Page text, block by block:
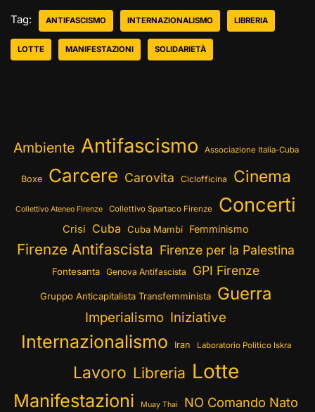
Tag: ANTIFASCISMO INTERNAZIONALISMO LIBRERIA
LOTTE MANIFESTAZIONI SOLIDARIETÀ
Ambiente Antifascismo Associazione Italia-Cuba
Boxe Carcere Carovita Ciclofficina Cinema
Collettivo Ateneo Firenze Collettivo Spartaco Firenze Concerti
Crisi Cuba Cuba Mambí Femminismo
Firenze Antifascista Firenze per la Palestina
Fontesanta Genova Antifascista GPI Firenze
Gruppo Anticapitalista Transfemminista Guerra
Imperialismo Iniziative
Internazionalismo Iran Laboratorio Politico Iskra
Lavoro Libreria Lotte
Manifestazioni Muay Thai NO Comando Nato